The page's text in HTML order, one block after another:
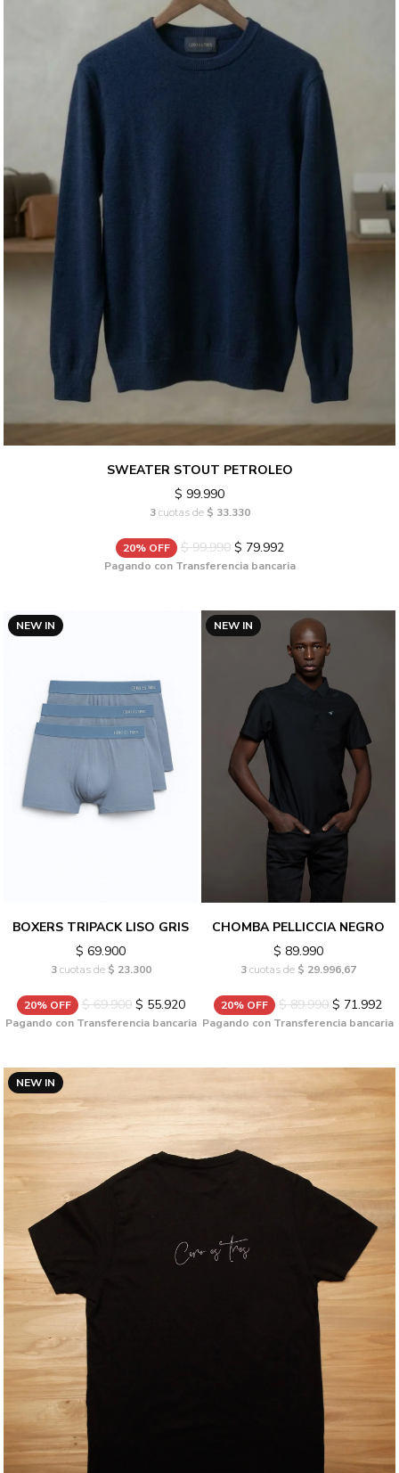
SWEATER STOUT PETROLEO
$ 99.990
3cuotas de $ 33.330
20% OFF $ 99.990$ 79.992
Pagando con Transferencia bancaria
NEW IN
BOXERS TRIPACK LISO GRIS
$ 69.900
3cuotas de $ 23.300
20% OFF $ 69.900$ 55.920
Pagando con Transferencia bancaria
NEW IN
CHOMBA PELLICCIA NEGRO
$ 89.990
3cuotas de $ 29.996,67
20% OFF $ 89.990 $ 71.992
Pagando con Transferencia bancaria
NEW IN